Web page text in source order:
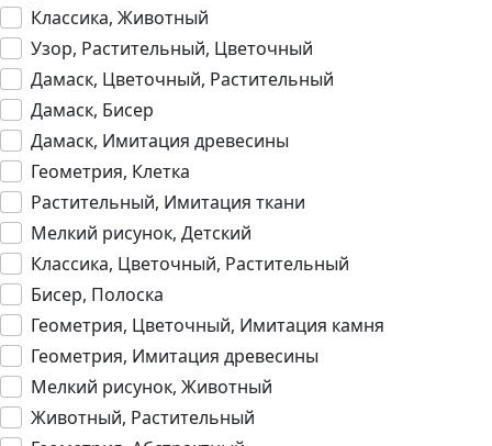
Классика, Животный
Узор, Растительный, Цветочный
Дамаск, Цветочный, Растительный
Дамаск, Бисер
Дамаск, Имитация древесины
Геометрия, Клетка
Растительный, Имитация ткани
Мелкий рисунок, Детский
Классика, Цветочный, Растительный
Бисер, Полоска
Геометрия, Цветочный, Имитация камня
Геометрия, Имитация древесины
Мелкий рисунок, Животный
Животный, Растительный